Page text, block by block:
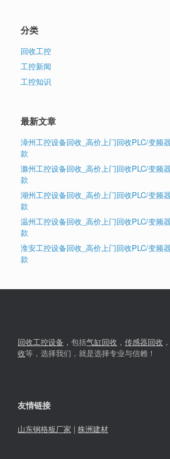
分类
回收工控
工控新闻
工控知识
最新文章
漳州工控设备回收_高价上门回收PLC/变频
款
滁州工控设备回收_高价上门回收PLC/变频
款
湖州工控设备回收_高价上门回收PLC/变频
款
温州工控设备回收_高价上门回收PLC/变频
款
淮安工控设备回收_高价上门回收PLC/变频
款
回收工控设备 ，包括气缸回收 ， 传感器回收 ，
收等，选择我们，就是选择专业与信赖！
友情链接
山东钢格板厂家 | 株洲建材